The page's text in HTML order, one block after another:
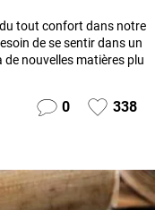
tout confort dans notre
de se sentir dans un
nouvelles matières plu
0 338